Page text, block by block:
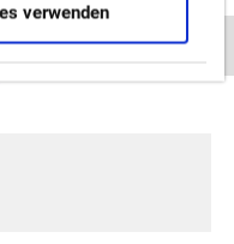
verwenden